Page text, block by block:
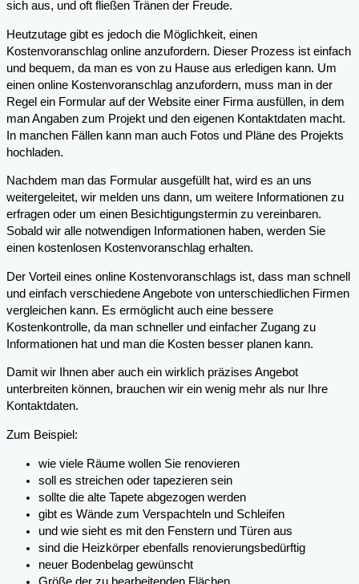
sich aus, und oft fließen Tränen der Freude.
Heutzutage gibt es jedoch die Möglichkeit, einen
Kostenvoranschlag online anzufordern. Dieser Prozess ist einfach
und bequem, da man es von zu Hause aus erledigen kann. Um
einen online Kostenvoranschlag anzufordern, muss man in der
Regel ein Formular auf der Website einer Firma ausfüllen, in dem
man Angaben zum Projekt und den eigenen Kontaktdaten macht.
In manchen Fällen kann man auch Fotos und Pläne des Projekts
hochladen.
Nachdem man das Formular ausgefüllt hat, wird es an uns
weitergeleitet, wir melden uns dann, um weitere Informationen zu
erfragen oder um einen Besichtigungstermin zu vereinbaren.
Sobald wir alle notwendigen Informationen haben, werden Sie
einen kostenlosen Kostenvoranschlag erhalten.
Der Vorteil eines online Kostenvoranschlags ist, dass man schnell
und einfach verschiedene Angebote von unterschiedlichen Firmen
vergleichen kann. Es ermöglicht auch eine bessere
Kostenkontrolle, da man schneller und einfacher Zugang zu
Informationen hat und man die Kosten besser planen kann.
Damit wir Ihnen aber auch ein wirklich präzises Angebot
unterbreiten können, brauchen wir ein wenig mehr als nur Ihre
Kontaktdaten.
Zum Beispiel:
wie viele Räume wollen Sie renovieren
soll es streichen oder tapezieren sein
sollte die alte Tapete abgezogen werden
gibt es Wände zum Verspachteln und Schleifen
und wie sieht es mit den Fenstern und Türen aus
sind die Heizkörper ebenfalls renovierungsbedürftig
neuer Bodenbelag gewünscht
Größe der zu bearbeitenden Flächen